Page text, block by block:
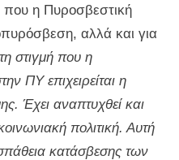
που η Πυροσβεστική
αλλά και για
στιγμή που η
ΠΥ επιχειρείται η
Έχει αναπτυχθεί και
πολιτική. Αυτή
κατάσβεσης των